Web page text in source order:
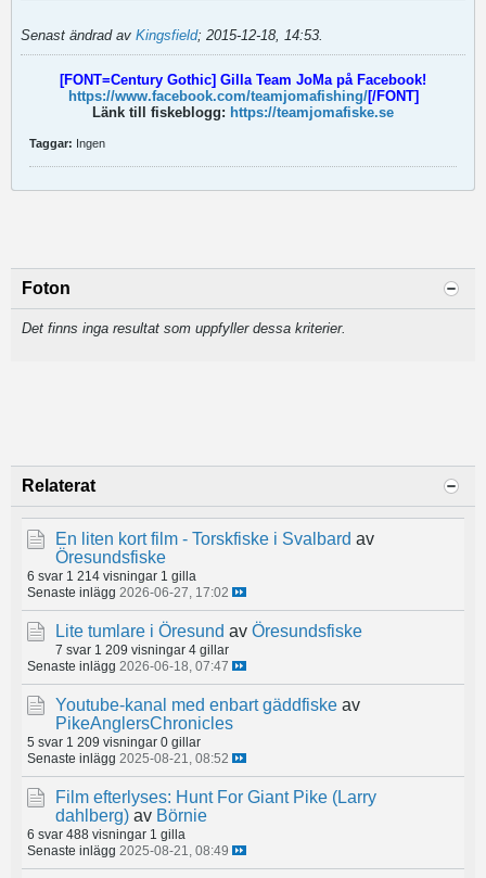
Senast ändrad av Kingsfield; 2015-12-18, 14:53
[FONT=Century Gothic] Gilla Team JoMa på Facebook!
https://www.facebook.com/teamjomafishing/[/FONT]
Länk till fiskeblogg: https://teamjomafiske.se
Taggar: Ingen
Foton
Det finns inga resultat som uppfyller dessa kriterier.
Relaterat
En liten kort film - Torskfiske i Svalbard av
Öresundsfiske
6 svar 1 214 visningar 1 gilla
Senaste inlägg 2026-06-27, 17:02
Lite tumlare i Öresund av Öresundsfiske
7 svar 1 209 visningar 4 gillar
Senaste inlägg 2026-06-18, 07:47
Youtube-kanal med enbart gäddfiske av
PikeAnglersChronicles
5 svar 1 209 visningar 0 gillar
Senaste inlägg 2025-08-21, 08:52
Film efterlyses: Hunt For Giant Pike (Larry
dahlberg) av Börnie
6 svar 488 visningar 1 gilla
Senaste inlägg 2025-08-21, 08:49